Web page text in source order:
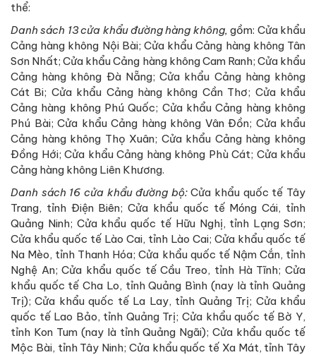
thể:
Danh sách 13 cửa khẩu đường hàng không,gồm: Cửa khẩu
Cảng hàng không Nội Bài; Cửa khẩu Cảng hàng không Tân
Sơn Nhất; Cửa khẩu Cảng hàng không Cam Ranh; Cửa khẩu
Cảng hàng không Đà Nẵng; Cửa khẩu Cảng hàng không
Cát Bi; Cửa khẩu Cảng hàng không Cần Thơ; Cửa khẩu
Cảng hàng không Phú Quốc; Cửa khẩu Cảng hàng không
Phú Bài; Cửa khẩu Cảng hàng không Vân Đồn; Cửa khẩu
Cảng hàng không Thọ Xuân; Cửa khẩu Cảng hàng không
Đồng Hới; Cửa khẩu Cảng hàng không Phù Cát; Cửa khẩu
Cảng hàng không Liên Khương.
Danh sách 16 cửa khẩu đường bộ:Cửa khẩu quốc tế Tây
Trang, tỉnh Điện Biên; Cửa khẩu quốc tế Móng Cái, tỉnh
Quảng Ninh; Cửa khẩu quốc tế Hữu Nghị, tỉnh Lạng Sơn;
Cửa khẩu quốc tế Lào Cai, tỉnh Lào Cai; Cửa khẩu quốc tế
Na Mèo, tỉnh Thanh Hóa; Cửa khẩu quốc tế Nậm Cắn, tỉnh
Nghệ An; Cửa khẩu quốc tế Cầu Treo, tỉnh Hà Tĩnh; Cửa
khẩu quốc tế Cha Lo, tỉnh Quảng Bình (nay là tỉnh Quảng
Trị); Cửa khẩu quốc tế La Lay, tỉnh Quảng Trị; Cửa khẩu
quốc tế Lao Bảo, tỉnh Quảng Trị; Cửa khẩu quốc tế Bờ Y,
tỉnh Kon Tum (nay là tỉnh Quảng Ngãi); Cửa khẩu quốc tế
Mộc Bài, tỉnh Tây Ninh; Cửa khẩu quốc tế Xa Mát, tỉnh Tây